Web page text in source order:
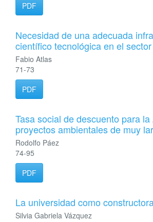
PDF
Necesidad de una adecuada
científico tecnológica en el
Fabio Atlas
71-73
PDF
Tasa social de descuento para
proyectos ambientales de muy
Rodolfo Páez
74-95
PDF
La universidad como
Silvia Gabriela Vázquez